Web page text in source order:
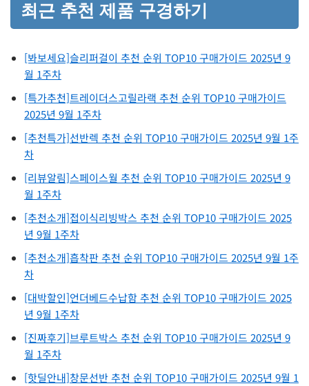
최근 추천 제품 구경하기
[봐보세요]슬리퍼걸이 추천 순위 TOP10 구매가이드 2025년 9
월 1주차
[특가추천]트레이더스고릴라랙 추천 순위 TOP10 구매가이드
2025년 9월 1주차
[추천특가]선반렉 추천 순위 TOP10 구매가이드 2025년 9월 1주
차
[리뷰알림]스페이스월 추천 순위 TOP10 구매가이드 2025년 9
월 1주차
[추천소개]접이식리빙박스 추천 순위 TOP10 구매가이드 2025
년 9월 1주차
[추천소개]흡착판 추천 순위 TOP10 구매가이드 2025년 9월 1주
차
[대박할인]언더베드수납함 추천 순위 TOP10 구매가이드 2025
년 9월 1주차
[진짜후기]브루트박스 추천 순위 TOP10 구매가이드 2025년 9
월 1주차
[핫딜안내]창문선반 추천 순위 TOP10 구매가이드 2025년 9월 1